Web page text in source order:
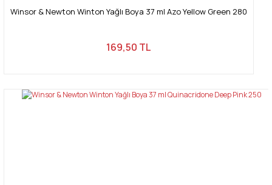
Winsor & Newton Winton Yağlı Boya 37 ml Azo Yellow Green 280
169,50 TL